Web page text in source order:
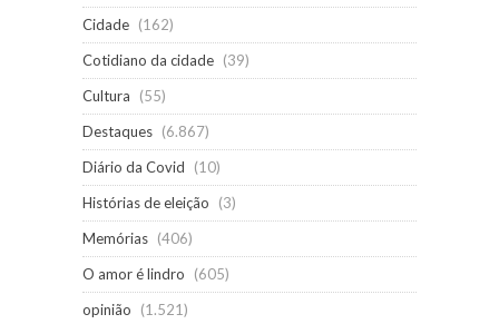
Cidade (162)
Cotidiano da cidade (39)
Cultura
(55)
Destaques (6.867)
Diário da Covid
(10)
Histórias de eleição
(3)
Memórias (406)
O amor é lindro
(605)
opinião
(1.521)